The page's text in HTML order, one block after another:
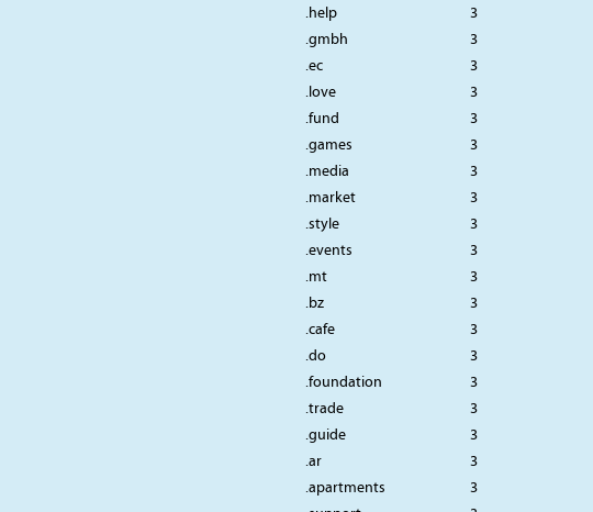
.help
3
.gmbh
3
.ec
3
.love
3
.fund
3
.games
3
.media
3
.market
3
.style
3
.events
3
.mt
3
.bz
3
.cafe
3
.do
3
.foundation
3
.trade
3
.guide
3
.ar
3
.apartments
3